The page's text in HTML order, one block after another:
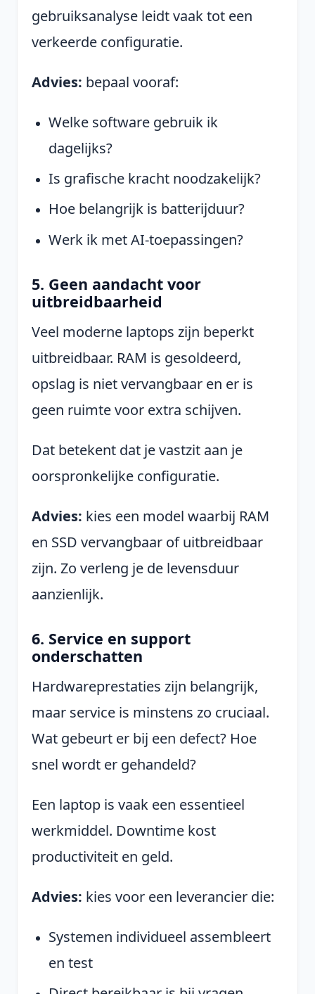
gebruiksanalyse leidt vaak tot een
verkeerde configuratie.
Advies: bepaal vooraf:
Welke software gebruik ik
dagelijks?
Is grafische kracht noodzakelijk?
Hoe belangrijk is batterijduur?
Werk ik met AI-toepassingen?
5. Geen aandacht voor
uitbreidbaarheid
Veel moderne laptops zijn beperkt
uitbreidbaar. RAM is gesoldeerd,
opslag is niet vervangbaar en er is
geen ruimte voor extra schijven.
Dat betekent dat je vastzit aan je
oorspronkelijke configuratie.
Advies: kies een model waarbij RAM
en SSD vervangbaar of uitbreidbaar
zijn. Zo verleng je de levensduur
aanzienlijk.
6. Service en support
onderschatten
Hardwareprestaties zijn belangrijk,
maar service is minstens zo cruciaal.
Wat gebeurt er bij een defect? Hoe
snel wordt er gehandeld?
Een laptop is vaak een essentieel
werkmiddel. Downtime kost
productiviteit en geld.
Advies: kies voor een leverancier die:
Systemen individueel assembleert
en test